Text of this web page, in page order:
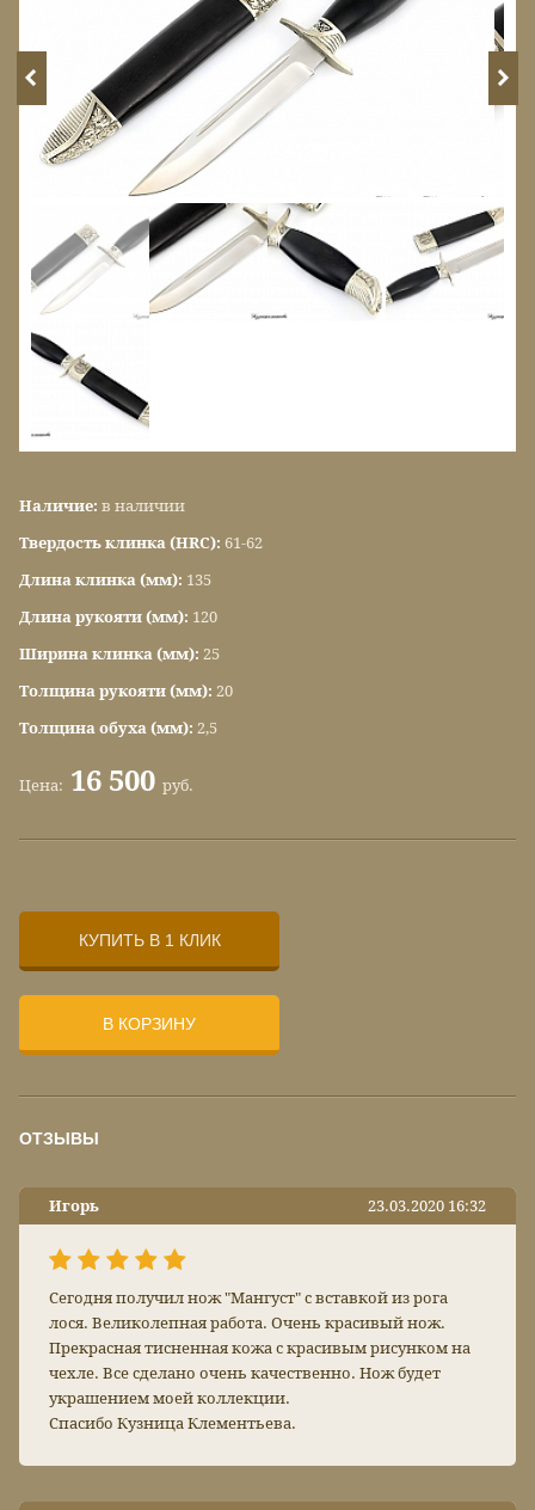
Наличие: в наличии
Твердость клинка (HRC): 61-62
Длина клинка (мм): 135
Длина рукояти (мм): 120
Ширина клинка (мм): 25
Толщина рукояти (мм): 20
Толщина обуха (мм): 2,5
Цена: 16 500 руб.
КУПИТЬ В 1 КЛИК
В КОРЗИНУ
ОТЗЫВЫ
Игорь 23.03.2020 16:32
Сегодня получил нож "Мангуст" с вставкой из рога
лося. Великолепная работа. Очень красивый нож.
Прекрасная тисненная кожа с красивым рисунком на
чехле. Все сделано очень качественно. Нож будет
украшением моей коллекции.
Спасибо Кузница Клементьева.